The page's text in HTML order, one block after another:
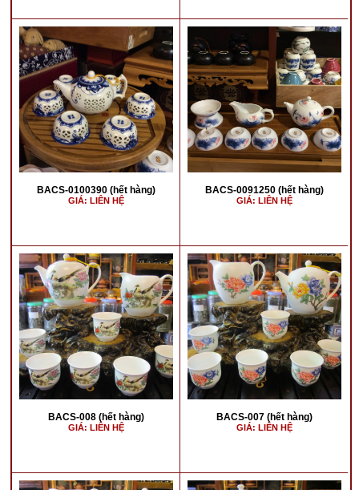
BACS-0100390 (hết hàng)
GIÁ: LIÊN HỆ
BACS-0091250 (hết hàng)
GIÁ: LIÊN HỆ
BACS-008 (hết hàng)
GIÁ: LIÊN HỆ
BACS-007 (hết hàng)
GIÁ: LIÊN HỆ